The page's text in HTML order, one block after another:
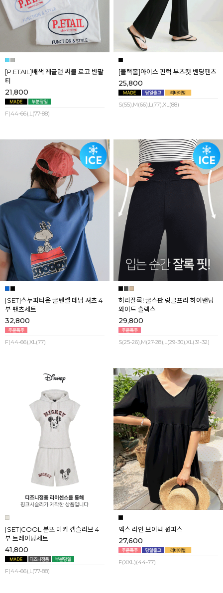
[P.ETAIL]배색 레글런 써클 로고 반팔
티
21,800
F(44-66),L(77-88)
[블랙홀]아이스 핀턱 부츠컷 밴딩팬츠
25,800
S(55),M(66),L(77),XL(88)
[SET]스누피타운 쿨텐셀 데님 셔츠 4
부 팬츠세트
32,800
F(44-66),XL(77)
허리잘록! 쿨스판 링클프리 하이밴딩
와이드 슬랙스
29,800
S(25-26),M(27-28),L(29-30),XL(31-32)
[SET]COOL 분또 미키 캡슬리브 4
부 트레이닝세트
41,800
F(44-66),L(77-88)
엑스 라인 브이넥 원피스
27,600
F(XXL)(44-77)